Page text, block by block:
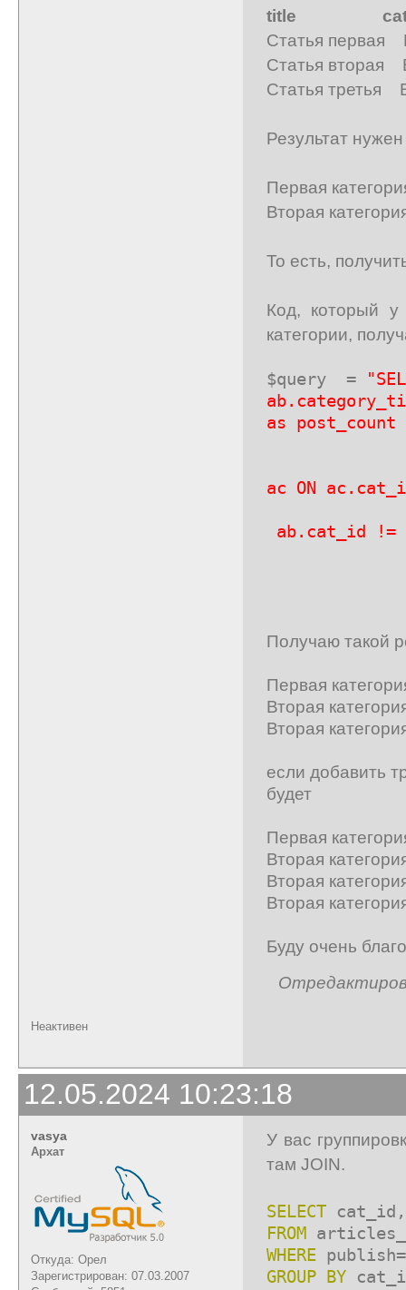
title
Статья первая
Статья вторая
Статья третья
Результат
Первая
Вторая
То есть,
Код, который
категории,
$query =
as
ac ON
ab.cat_id !=
Получаю такой
Первая
Вторая
Вторая
если добавить
будет
Первая
Вторая
Вторая
Вторая
Буду очень
Неактивен
12.05.2024 10:23:18
vasya
Архат
Откуда: Орел
Зарегистрирован: 07.03.2007
У вас
там JOIN.
SELECT
FROM
WHERE publish=
GROUP BY